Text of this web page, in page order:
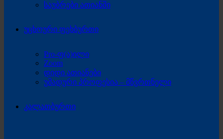
საუბრები ათიანში
უცხოური ფეხბურთი
Pro-ფ(ა)ილი
Zoom
დიდი ათიანები
უმადური პროფესია – მწვრთნელი
კალათბურთი